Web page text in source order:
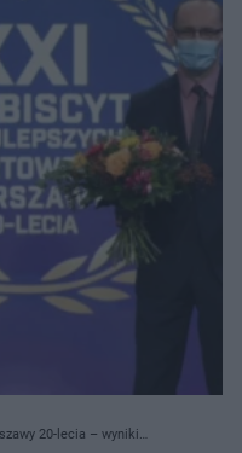
20-lecia – wyniki